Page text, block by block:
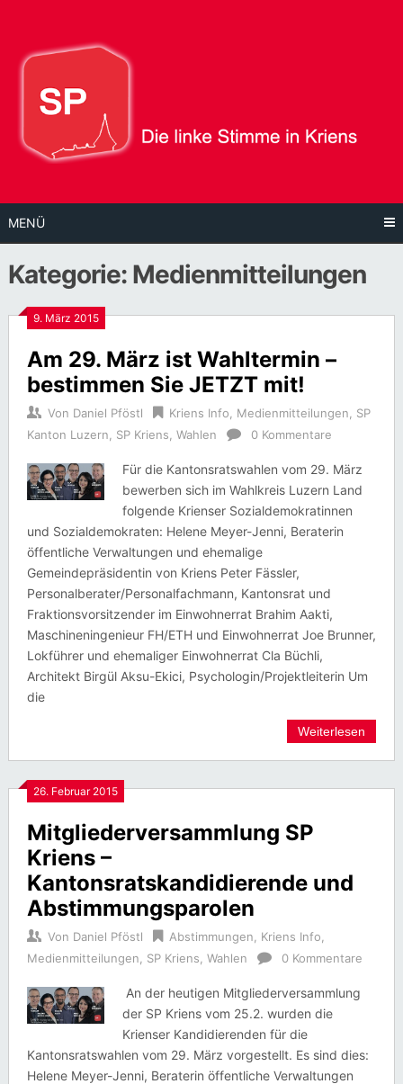
Inhalt
MENÜ
Kategorie: Medienmitteilungen
9. März 2015
Am 29. März ist Wahltermin –
bestimmen Sie JETZT mit!
Von Daniel Pföstl Kriens Info Medienmitteilungen
SP
Kanton Luzern
SP Kriens Wahlen 0 Kommentare
Für die Kantonsratswahlen vom 29. März
bewerben sich im Wahlkreis Luzern Land
folgende Krienser Sozialdemokratinnen
und Sozialdemokraten: Helene Meyer-Jenni, Beraterin
öffentliche Verwaltungen und ehemalige
Gemeindepräsidentin von Kriens Peter Fässler,
Personalberater/Personalfachmann, Kantonsrat und
Fraktionsvorsitzender im Einwohnerrat Brahim Aakti,
Maschineningenieur FH/ETH und Einwohnerrat Joe Brunner,
Lokführer und ehemaliger Einwohnerrat Cla Büchli,
Architekt Birgül Aksu-Ekici, Psychologin/Projektleiterin Um
die
Weiterlesen
26. Februar 2015
Mitgliederversammlung SP
Kriens –
Kantonsratskandidierende und
Abstimmungsparolen
Von Daniel Pföstl Abstimmungen Kriens Info
Medienmitteilungen
SP Kriens Wahlen 0 Kommentare
An der heutigen Mitgliederversammlung
der SP Kriens vom 25.2. wurden die
Krienser Kandidierenden für die
Kantonsratswahlen vom 29. März vorgestellt. Es sind dies:
Helene Meyer-Jenni, Beraterin öffentliche Verwaltungen